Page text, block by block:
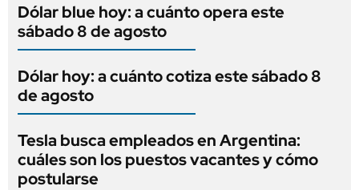
Dólar blue hoy: a cuánto opera este
sábado 8 de agosto
Dólar hoy: a cuánto cotiza este sábado 8
de agosto
Tesla busca empleados en Argentina:
cuáles son los puestos vacantes y cómo
postularse